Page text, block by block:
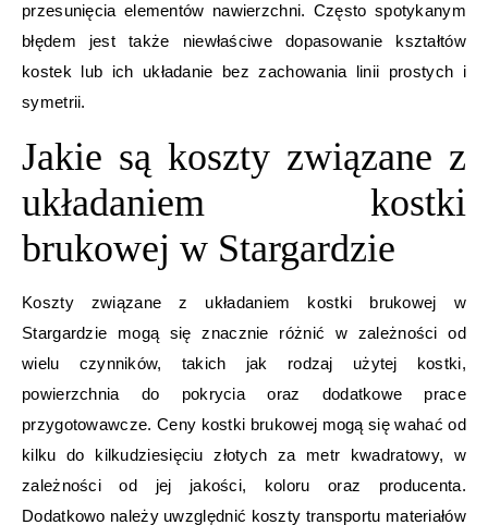
przesunięcia elementów nawierzchni. Często spotykanym
błędem jest także niewłaściwe dopasowanie kształtów
kostek lub ich układanie bez zachowania linii prostych i
symetrii.
Jakie są koszty związane z
układaniem kostki
brukowej w Stargardzie
Koszty związane z układaniem kostki brukowej w
Stargardzie mogą się znacznie różnić w zależności od
wielu czynników, takich jak rodzaj użytej kostki,
powierzchnia do pokrycia oraz dodatkowe prace
przygotowawcze. Ceny kostki brukowej mogą się wahać od
kilku do kilkudziesięciu złotych za metr kwadratowy, w
zależności od jej jakości, koloru oraz producenta.
Dodatkowo należy uwzględnić koszty transportu materiałów